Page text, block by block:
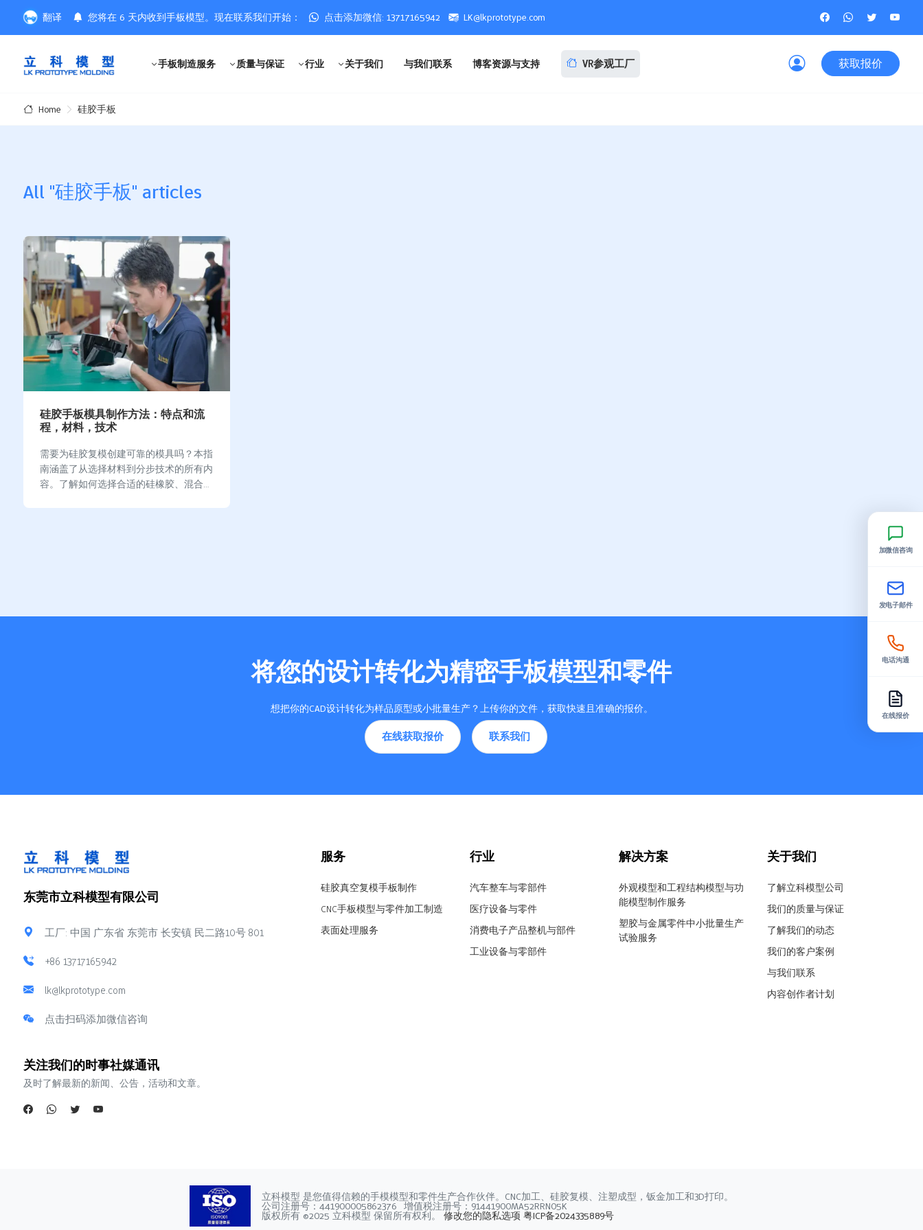
翻译 您将在 6 天内收到手板模型。现在联系我们开始： 点击添加微信: 13717165942 LK@lkprototype.com
手板制造服务 质量与保证 行业 关于我们 与我们联系 博客资源与支持 VR参观工厂 获取报价
Home 硅胶手板
All "硅胶手板" articles
硅胶手板模具制作方法：特点和流
程，材料，技术
需要为硅胶复模创建可靠的模具吗？本指
南涵盖了从选择材料到分步技术的所有内
容。了解如何选择合适的硅橡胶、混合和
将您的设计转化为精密手板模型和零件
想把你的CAD设计转化为样品原型或小批量生产？上传你的文件，获取快速且准确的报价。
在线获取报价 联系我们
东莞市立科模型有限公司
工厂: 中国 广东省 东莞市 长安镇 民二路10号 801
+86 13717165942
lk@lkprototype.com
点击扫码添加微信咨询
服务
硅胶真空复模手板制作
CNC手板模型与零件加工制造
表面处理服务
行业
汽车整车与零部件
医疗设备与零件
消费电子产品整机与部件
工业设备与零部件
解决方案
外观模型和工程结构模型与功
能模型制作服务
塑胶与金属零件中小批量生产
试验服务
关于我们
了解立科模型公司
我们的质量与保证
了解我们的动态
我们的客户案例
与我们联系
内容创作者计划
关注我们的时事社媒通讯
及时了解最新的新闻、公告，活动和文章。
立科模型 是您值得信赖的手模模型和零件生产合作伙伴。CNC加工、硅胶复模、注塑成型，钣金加工和3D打印。
公司注册号：441900005862376 增值税注册号：91441900MA52RRN05K
版权所有 ©2025 立科模型 保留所有权利。 修改您的隐私选项 粤ICP备2024335889号
加微信咨询
发电子邮件
电话沟通
在线报价